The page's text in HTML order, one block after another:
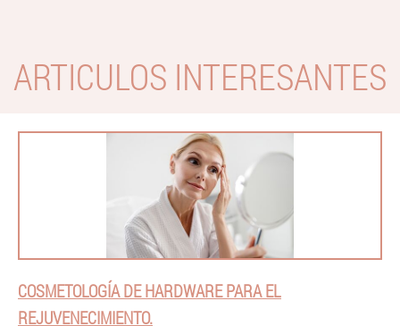
ARTICULOS INTERESANTES
COSMETOLOGÍA DE HARDWARE PARA EL
REJUVENECIMIENTO.